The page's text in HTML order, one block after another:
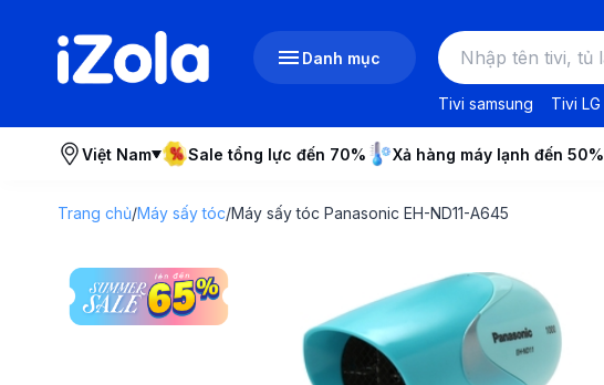
Danh mục
Tivi samsung Tivi LG
Việt Nam Sale tổng lực đến 70% Xả hàng máy lạnh đến 50%
Trang chủ/Máy sấy tóc/Máy sấy tóc Panasonic EH-ND11-A645